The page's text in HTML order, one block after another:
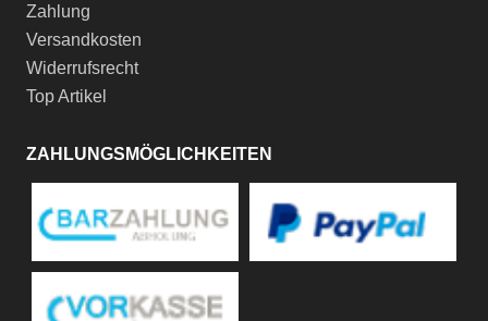
Zahlung
Versandkosten
Widerrufsrecht
Top Artikel
ZAHLUNGSMÖGLICHKEITEN